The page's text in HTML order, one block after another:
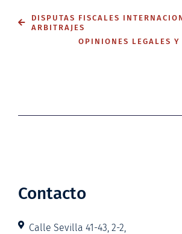
DISPUTAS FISCALES
ARBITRAJES
OPINIONES LEGALES Y
Contacto
Calle Sevilla 41-43, 2-2,